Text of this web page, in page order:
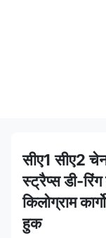
सीए1 सीए2
स्ट्रैप्स डी-
किलोग्राम
हुक